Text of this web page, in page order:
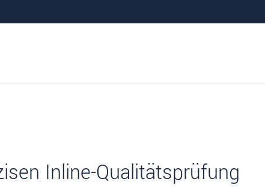
Inline-Qualitätsprüfung